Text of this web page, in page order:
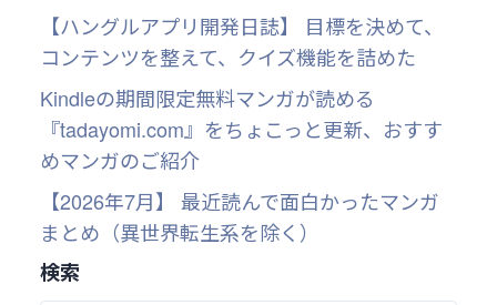
【ハングルアプリ開発日誌】 目標を決めて、
コンテンツを整えて、クイズ機能を詰めた
Kindleの期間限定無料マンガが読める
『tadayomi.com』をちょこっと更新、おすす
めマンガのご紹介
【2026年7月】 最近読んで面白かったマンガ
まとめ（異世界転生系を除く）
検索